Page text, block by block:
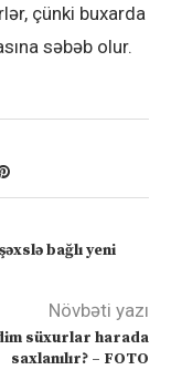
çünki buxarda
səbəb olur.
bağlı yeni
Növbəti yazı
süxurlar harada
saxlanılır? – FOTO